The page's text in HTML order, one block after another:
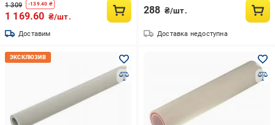
1 309 -139.40 ₴
1 169.60 ₴/шт.
Доставим
288 ₴/шт.
Доставка недоступна